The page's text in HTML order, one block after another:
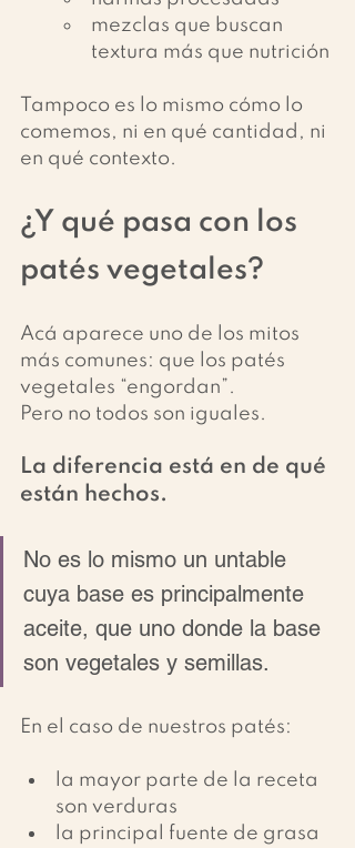
mezclas que buscan
textura más que nutrición
Tampoco es lo mismo cómo lo
comemos, ni en qué cantidad, ni
en qué contexto.
¿Y qué pasa con los
patés vegetales?
Acá aparece uno de los mitos
más comunes: que los patés
vegetales “engordan”.
Pero no todos son iguales.
La diferencia está en de qué
están hechos.
No es lo mismo un untable
cuya base es principalmente
aceite, que uno donde la base
son vegetales y semillas.
En el caso de nuestros patés:
la mayor parte de la receta
son verduras
la principal fuente de grasa